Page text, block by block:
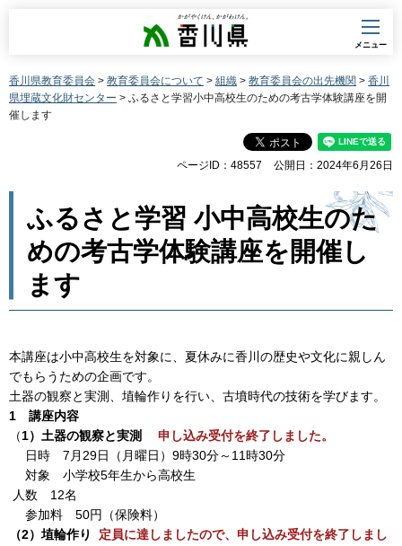
香川県
メニュー
香川県教育委員会 > 教育委員会について > 組織 > 教育委員会の出先機関 > 香川
県埋蔵文化財センター > ふるさと学習小中高校生のための考古学体験講座を開
催します
ページID：48557 公開日：2024年6月26日
ふるさと学習 小中高校生のた
めの考古学体験講座を開催し
ます
本講座は小中高校生を対象に、夏休みに香川の歴史や文化に親しん
でもらうための企画です。
土器の観察と実測、埴輪作りを行い、古墳時代の技術を学びます。
1 講座内容
（1）土器の観察と実測 申し込み受付を終了しました。
日時 7月29日（月曜日）9時30分～11時30分
対象 小学校5年生から高校生
人数 12名
参加料 50円（保険料）
（2）埴輪作り
定員に達しましたので、申し込み受付を終了しまし